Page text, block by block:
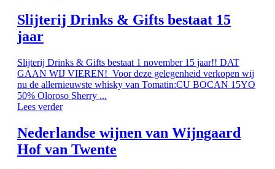
Slijterij Drinks & Gifts bestaat 15
jaar
Slijterij Drinks & Gifts bestaat 1 november 15 jaar!! DAT
GAAN WIJ VIEREN! Voor deze gelegenheid verkopen wij
nu de allernieuwste whisky van Tomatin:CU BOCAN 15YO
50% Oloroso Sherry ...
Lees verder
Nederlandse wijnen van Wijngaard
Hof van Twente